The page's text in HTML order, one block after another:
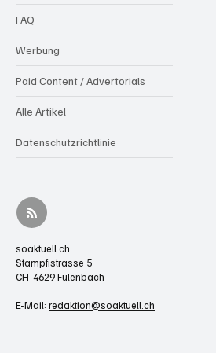
FAQ
Werbung
Paid Content / Advertorials
Alle Artikel
Datenschutzrichtlinie
soaktuell.ch
Stampfistrasse 5
CH-4629 Fulenbach
E-Mail: redaktion@soaktuell.ch